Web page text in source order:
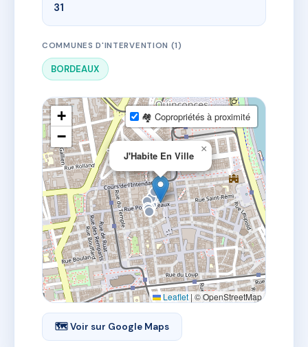
31
COMMUNES D'INTERVENTION (1)
BORDEAUX
J'Habite En Ville
×
+
−
🏘 Copropriétés à proximité
Leaflet | © OpenStreetMap
🗺 Voir sur Google Maps